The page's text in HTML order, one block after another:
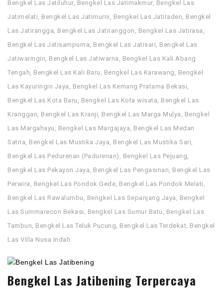
Bengkel Las Jatiluhur, Bengkel Las Jatimakmur, Bengkel Las
Jatimelati, Bengkel Las Jatimurni , Bengkel Las Jatiraden, Bengkel
Las Jatirangga, Bengkel Las Jatiranggon , Bengkel Las Jatirasa ,
Bengkel Las Jatisampurna, Bengkel Las Jatisari, Bengkel Las
Jatiwaringin, Bengkel Las Jatiwarna , Bengkel Las Kali Abang
Tengah, Bengkel Las Kali Baru , Bengkel Las Karawang , Bengkel
Las Kayuringin Jaya , Bengkel Las Kemang Pratama Bekasi,
Bengkel Las Kota Baru , Bengkel Las Kota wisata, Bengkel Las
Kranggan, Bengkel Las Kranji, Bengkel Las Marga Mulya , Bengkel
Las Margahayu , Bengkel Las Margajaya, Bengkel Las Medan
Satria, Bengkel Las Mustika Jaya, Bengkel Las Mustika Sari,
Bengkel Las Pedurenan (Padurenan) , Bengkel Las Pejuang,
Bengkel Las Pekayon Jaya, Bengkel Las Pengasinan, Bengkel Las
Perwira , Bengkel Las Pondok Gede, Bengkel Las Pondok Melati ,
Bengkel Las Rawalumbu , Bengkel Las Sepanjang Jaya , Bengkel
Las Summarecon Bekasi , Bengkel Las Sumur Batu , Bengkel Las
Tambun, Bengkel Las Teluk Pucung, Bengkel Las Terdekat, Bengkel
Las Villa Nusa Indah
Bengkel Las Jatibening Terpercaya